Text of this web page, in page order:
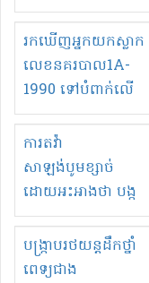
ឆ្នាំ២០៣០
រកឃើញអ្នកយកស្លាក
លេខនគរបាល1A-
1990 ទៅបំពាក់លើ
ម៉ូតូរបស់ខ្លួន ដាកផ្លាក
រត់ឌុបហើយ
ការតវ៉ា
សាឡង់បូមខ្សាច់
ដោយអះអាងថា បង្ក
បាក់ច្រាំងទន្លេ និង
រំខានទាំងយប់ទាំងថ្ងៃ
បង្ក្រាបរថយន្តដឹកថ្នាំ
ពេទ្យជាង